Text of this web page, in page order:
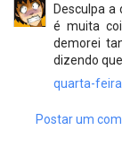
Desculpa a
é muita
demorei
dizendo
quarta-
Postar um